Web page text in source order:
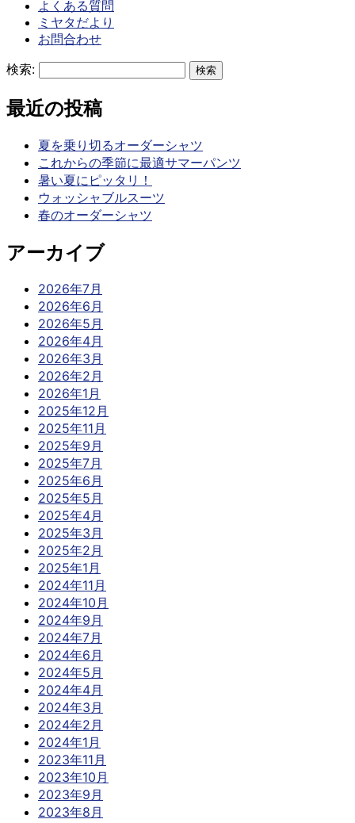
よくある質問
ミヤタだより
お問合わせ
検索:
最近の投稿
夏を乗り切るオーダーシャツ
これからの季節に最適サマーパンツ
暑い夏にピッタリ！
ウォッシャブルスーツ
春のオーダーシャツ
アーカイブ
2026年7月
2026年6月
2026年5月
2026年4月
2026年3月
2026年2月
2026年1月
2025年12月
2025年11月
2025年9月
2025年7月
2025年6月
2025年5月
2025年4月
2025年3月
2025年2月
2025年1月
2024年11月
2024年10月
2024年9月
2024年7月
2024年6月
2024年5月
2024年4月
2024年3月
2024年2月
2024年1月
2023年11月
2023年10月
2023年9月
2023年8月